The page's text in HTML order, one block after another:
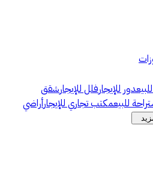
دور للإيجارفلل للإيجارشقق
للبيعمكتب تجاري للإيجارأراضي